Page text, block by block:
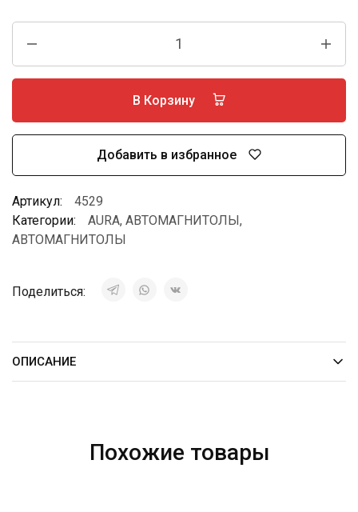
В Корзину
Добавить в избранное
Артикул:
4529
Категории:
AURA, АВТОМАГНИТОЛЫ ,
АВТОМАГНИТОЛЫ
Поделиться:
ОПИСАНИЕ
Похожие товары